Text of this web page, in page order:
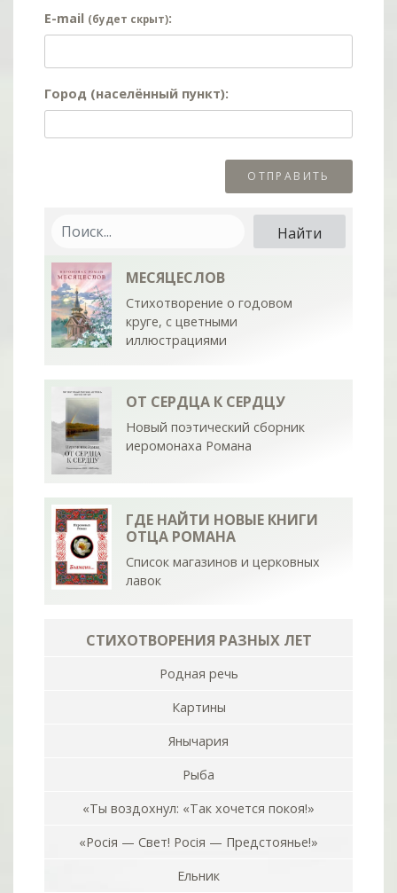
E-mail (будет скрыт):
Город (населённый пункт):
МЕСЯЦЕСЛОВ
Стихотворение о годовом
круге, с цветными
иллюстрациями
ОТ СЕРДЦА К СЕРДЦУ
Новый поэтический сборник
иеромонаха Романа
ГДЕ НАЙТИ НОВЫЕ КНИГИ
ОТЦА РОМАНА
Список магазинов и церковных
лавок
СТИХОТВОРЕНИЯ РАЗНЫХ ЛЕТ
Родная речь
Картины
Янычария
Рыба
«Ты воздохнул: «Так хочется покоя!»
«Росiя — Свет! Росiя — Предстоянье!»
Ельник